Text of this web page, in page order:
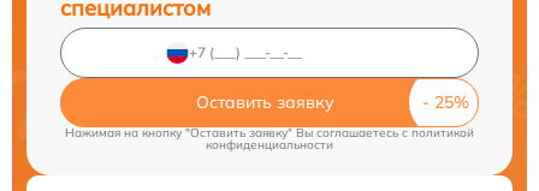
специалистом
Оставить заявку
Нажимая на кнопку "Оставить заявку" Вы соглашаетесь cполитикой
конфиденциальности